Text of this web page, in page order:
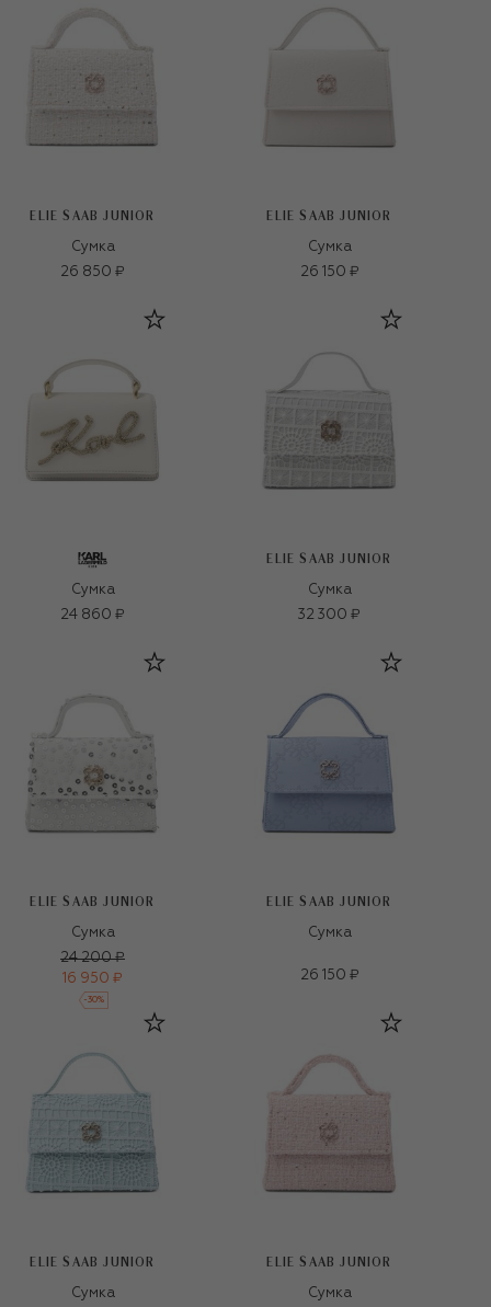
ELIE SAAB JUNIOR
Сумка
26 850 ₽
ELIE SAAB JUNIOR
Сумка
26 150 ₽
Сумка
24 860 ₽
ELIE SAAB JUNIOR
Сумка
32 300 ₽
ELIE SAAB JUNIOR
Сумка
24 200 ₽
16 950 ₽
-30%
ELIE SAAB JUNIOR
Сумка
26 150 ₽
ELIE SAAB JUNIOR
Сумка
ELIE SAAB JUNIOR
Сумка